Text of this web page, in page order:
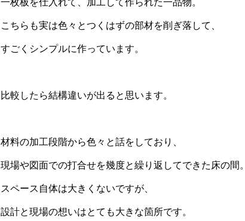
一枚板を仕入れて、加工して作られた一品物。
こちらも実は色々とつくはずの部材を削ぎ落して、
すごくシンプルに作っています。
比較したら結構違いが出ると思います。
材料の加工段階から色々と話をしており、
現場や図面での打合せを幾度と繰り返してできた床の間。
スペース自体は大きくないですが、
設計と現場の想いはとても大きな箇所です。